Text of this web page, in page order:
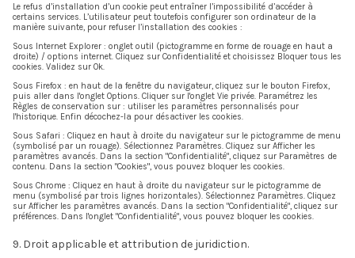
Le refus d’installation d’un cookie peut entraîner l’impossibilité d’accéder à
certains services. L’utilisateur peut toutefois configurer son ordinateur de la
manière suivante, pour refuser l’installation des cookies :
Sous Internet Explorer : onglet outil (pictogramme en forme de rouage en haut a
droite) / options internet. Cliquez sur Confidentialité et choisissez Bloquer tous les
cookies. Validez sur Ok.
Sous Firefox : en haut de la fenêtre du navigateur, cliquez sur le bouton Firefox,
puis aller dans l'onglet Options. Cliquer sur l'onglet Vie privée. Paramétrez les
Règles de conservation sur : utiliser les paramètres personnalisés pour
l'historique. Enfin décochez-la pour désactiver les cookies.
Sous Safari : Cliquez en haut à droite du navigateur sur le pictogramme de menu
(symbolisé par un rouage). Sélectionnez Paramètres. Cliquez sur Afficher les
paramètres avancés. Dans la section "Confidentialité", cliquez sur Paramètres de
contenu. Dans la section "Cookies", vous pouvez bloquer les cookies.
Sous Chrome : Cliquez en haut à droite du navigateur sur le pictogramme de
menu (symbolisé par trois lignes horizontales). Sélectionnez Paramètres. Cliquez
sur Afficher les paramètres avancés. Dans la section "Confidentialité", cliquez sur
préférences. Dans l'onglet "Confidentialité", vous pouvez bloquer les cookies.
9. Droit applicable et attribution de juridiction.